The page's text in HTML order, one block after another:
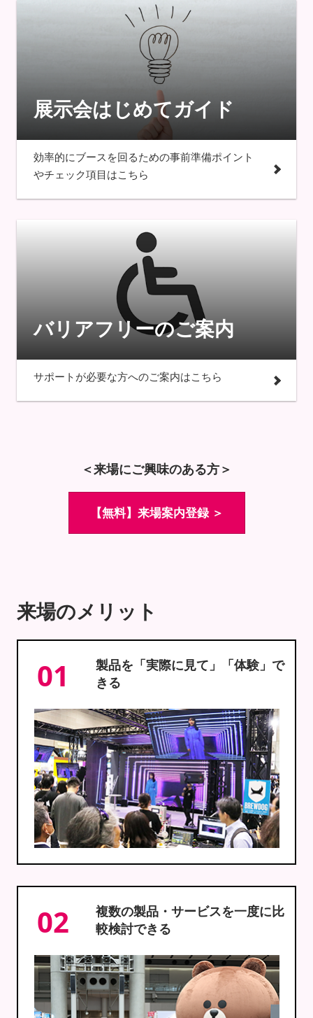
展示会はじめてガイド
効率的にブースを回るための事前準備ポイント
やチェック項目はこちら
バリアフリーのご案内
サポートが必要な方へのご案内はこちら
＜来場にご興味のある方＞
【無料】来場案内登録 ＞
来場のメリット
01
製品を「実際に見て」「体験」で
きる
02
複数の製品・サービスを一度に比
較検討できる